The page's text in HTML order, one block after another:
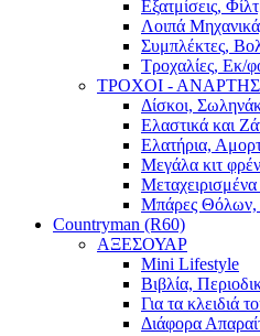
Εξατμίσεις,
Λοιπά
Συμπλέκτες,
Τροχαλίες, Εκ/
ΤΡΟΧΟΙ -
Δίσκοι,
Ελαστικά και
Ελατήρια,
Μεγάλα κιτ
Μπάρες Θόλων,
Countryman (R60)
ΑΞΕΣΟΥΑΡ
Mini Lifestyle
Βιβλία,
Για τα κλειδιά
Διάφορα